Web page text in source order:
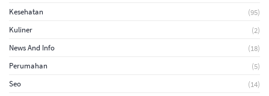
Kesehatan
(95)
Kuliner
(2)
News And Info
(18)
Perumahan
(5)
Seo
(14)